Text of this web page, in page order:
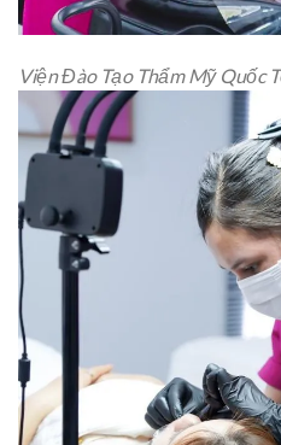
Viện Đào Tạo Thẩm Mỹ Quốc